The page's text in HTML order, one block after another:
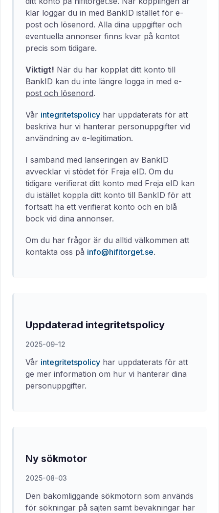
klar loggar du in med BankID istället för e-
post och lösenord. Alla dina uppgifter och
eventuella annonser finns kvar på kontot
precis som tidigare.
Viktigt! När du har kopplat ditt konto till
BankID kan du inte längre logga in med e-
post och lösenord.
Vår integritetspolicy har uppdaterats för att
beskriva hur vi hanterar personuppgifter vid
användning av e-legitimation.
I samband med lanseringen av BankID
avvecklar vi stödet för Freja eID. Om du
tidigare verifierat ditt konto med Freja eID kan
du istället koppla ditt konto till BankID för att
fortsatt ha ett verifierat konto och en blå
bock vid dina annonser.
Om du har frågor är du alltid välkommen att
kontakta oss på info@hifitorget.se.
Uppdaterad integritetspolicy
2025-09-12
Vår integritetspolicy har uppdaterats för att
ge mer information om hur vi hanterar dina
personuppgifter.
Ny sökmotor
2025-08-03
Den bakomliggande sökmotorn som används
för sökningar på sajten samt bevakningar har